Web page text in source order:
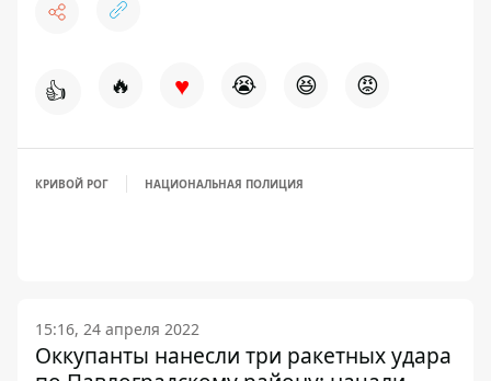
👍 🔥 ♥ 😭 😆 😡
КРИВОЙ РОГ НАЦИОНАЛЬНАЯ ПОЛИЦИЯ
15:16, 24 апреля 2022
Оккупанты нанесли три ракетных удара